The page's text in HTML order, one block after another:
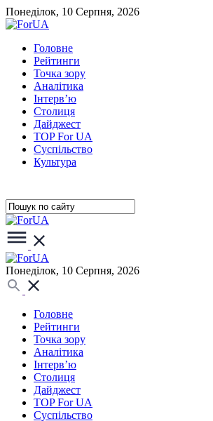
Понеділок, 10 Серпня, 2026
Головне
Рейтинги
Точка зору
Аналітика
Інтерв’ю
Столиця
Дайджест
TOP For UA
Суспiльство
Культура
Понеділок, 10 Серпня, 2026
Головне
Рейтинги
Точка зору
Аналітика
Інтерв’ю
Столиця
Дайджест
TOP For UA
Суспiльство